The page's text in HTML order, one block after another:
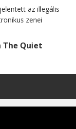
az illegális
zenei
The Quiet